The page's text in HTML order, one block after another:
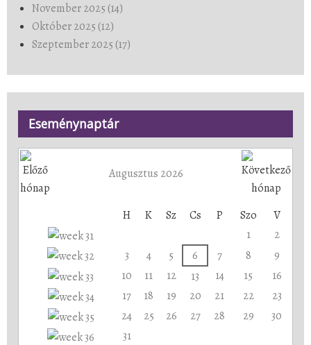
November 2025 (14)
Október 2025 (12)
Szeptember 2025 (17)
Eseménynaptár
Augusztus 2026
H K Sz Cs P Szo
V
1
2
3
4 5 6 7 8
9
10
11 12 13 14 15
16
17
18 19 20 21 22
23
24
25 26 27 28 29
30
31